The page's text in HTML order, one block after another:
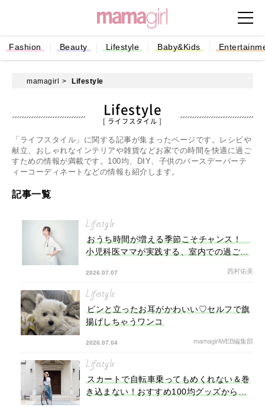
Fashion Beauty Lifestyle Baby&Kids
mamagirl Lifestyle
Lifestyle
[ ライフスタイル ]
「ライフスタイル」に関する記事が集まったページです。レシピや
献立、おしゃれなインテリアや雑貨などお家での時間を快適に過ご
すための情報が満載です。100均、DIY、子供のバースデーパーテ
ィーコーディネートなどの情報も紹介します。
記事一覧
Lifestyle
おうち時間が増える季節こそチャンス！
小児科医ママが実践する、室内での過ごし
載⑩】
2026.07.07 西村佑美
Lifestyle
ピンと立ったお耳がかわいい♡セルフで旗
揚げしちゃうワンコ
2026.07.04 mamagirlWEB編集部
Lifestyle
スカートで自転車乗ってもめくれない＆巻
き込まない！おすすめ100均グッズからコ